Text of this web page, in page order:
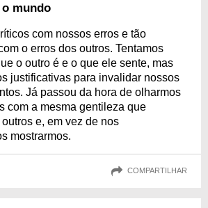
o mundo
com nossos erros e tão
o erros dos outros. Tentamos
o outro é e o que ele sente, mas
justificativas para invalidar nossos
Já passou da hora de olharmos
com a mesma gentileza que
e, em vez de nos
mostrarmos.
COMPARTILHAR